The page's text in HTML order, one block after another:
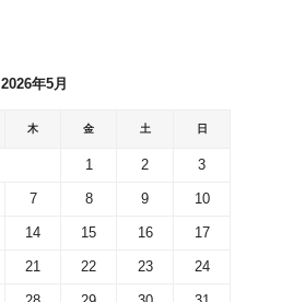
2026年5月
木 金 土 日
1 2 3
7 8 9 10
14 15 16 17
21 22 23 24